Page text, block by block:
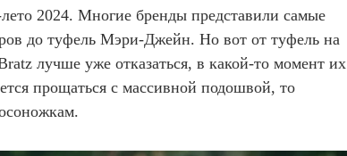
2024. Многие бренды представили самые
до туфель Мэри-Джейн. Но вот от туфель на
лучше уже отказаться, в какой-то момент их
прощаться с массивной подошвой, то